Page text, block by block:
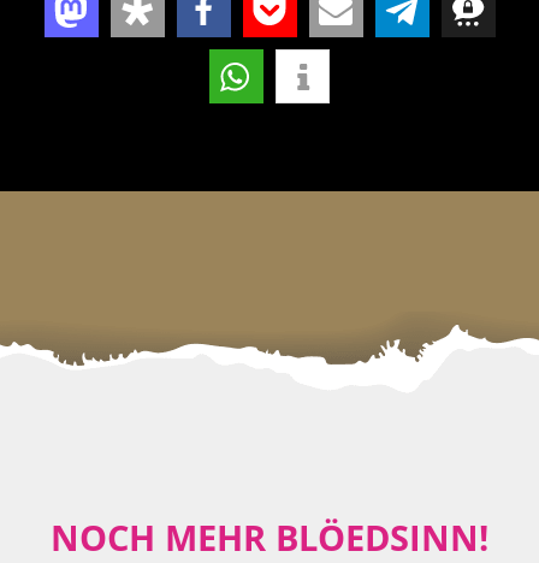
NOCH MEHR BLÖEDSINN!